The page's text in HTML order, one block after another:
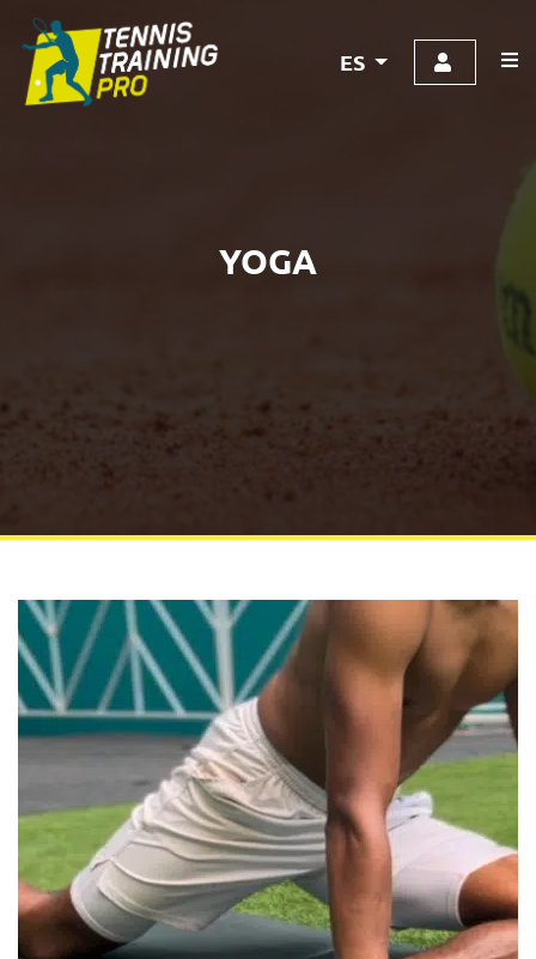
ES
YOGA